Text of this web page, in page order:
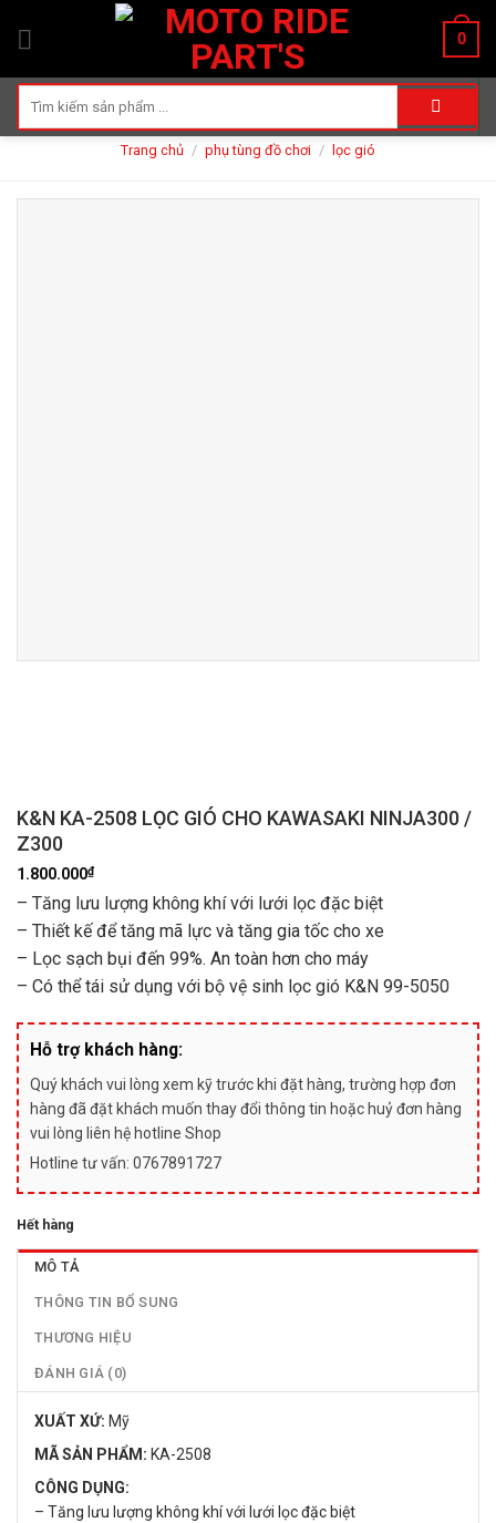
0
kiếm:
Trang chủ / phụ tùng đồ chơi / lọc gió
K&N KA-2508 LỌC GIÓ CHO KAWASAKI NINJA300 /
Z300
1.800.000₫
– Tăng lưu lượng không khí với lưới lọc đặc biệt
– Thiết kế để tăng mã lực và tăng gia tốc cho xe
– Lọc sạch bụi đến 99%. An toàn hơn cho máy
– Có thể tái sử dụng với bộ vệ sinh lọc gió K&N 99-5050
Hỗ trợ khách hàng:
Quý khách vui lòng xem kỹ trước khi đặt hàng, trường hợp đơn
hàng đã đặt khách muốn thay đổi thông tin hoặc huỷ đơn hàng
vui lòng liên hệ hotline Shop
Hotline tư vấn: 0767891727
Hết hàng
MÔ TẢ
THÔNG TIN BỔ SUNG
THƯƠNG HIỆU
ĐÁNH GIÁ (0)
XUẤT XỨ: Mỹ
MÃ SẢN PHẨM: KA-2508
CÔNG DỤNG:
– Tăng lưu lượng không khí với lưới lọc đặc biệt